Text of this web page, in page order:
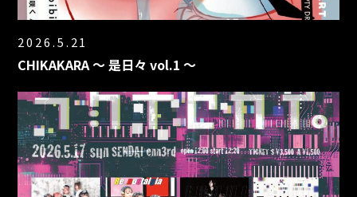
2026.5.21
CHIKAKARA 〜 是日々 vol.1 〜